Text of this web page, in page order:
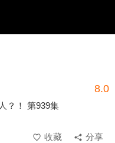
8.0
？！ 第939集
收藏
分享